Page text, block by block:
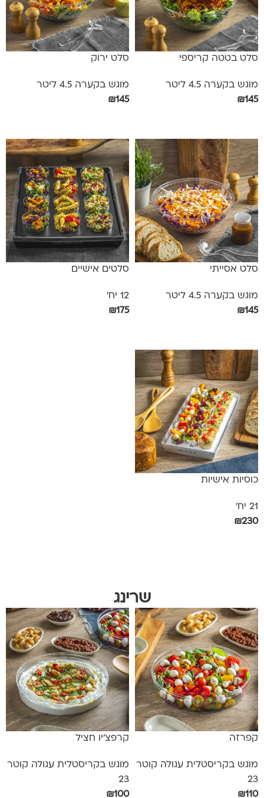
סלט בטטה קריספי
מוגש בקערה 4.5 ליטר
₪145
סלט ירוק
מוגש בקערה 4.5 ליטר
₪145
סלט אסייתי
מוגש בקערה 4.5 ליטר
₪145
סלטים אישיים
12 יח'
₪175
כוסיות אישיות
21 יח'
₪230
שרינג
קפרזה
מוגש בקריסטלית עגולה קוטר
23
₪110
קרפצ'יו חציל
מוגש בקריסטלית עגולה קוטר
23
₪100